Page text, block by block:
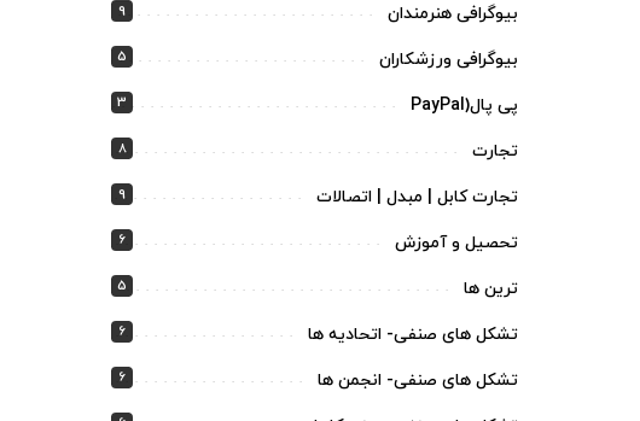
بیوگرافی هنرمندان 9
بیوگرافی ورزشکاران 5
پی پال(PayPal 3
تجارت 8
تجارت کابل | مبدل | اتصالات 9
تحصیل و آموزش 6
ترین ها 5
تشکل های صنفی- اتحادیه ها 6
تشکل های صنفی- انجمن ها 6